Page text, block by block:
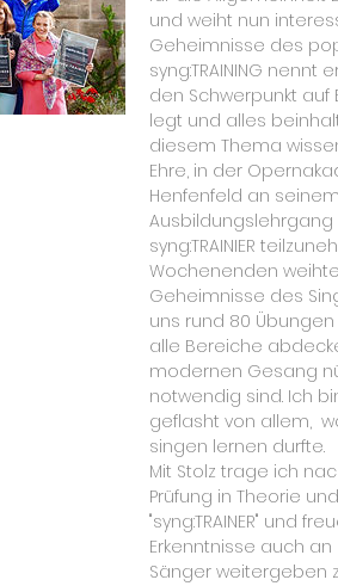
und weiht nun
Geheimnisse des
syng:TRAINING
den Schwerpunkt auf
legt und alles
diesem Thema
Ehre, in der
Henfenfeld an
Ausbildungslehrgang
syng:TRAINIER
Wochenenden
Geheimnisse des
uns rund 80
alle Bereiche
modernen Gesang
notwendig sind. Ich
geflasht von allem,
singen lernen durfte.
Mit Stolz trage ich
Prüfung in Theorie
"syng:TRAINER" und
Erkenntnisse auch
Sänger weitergeben